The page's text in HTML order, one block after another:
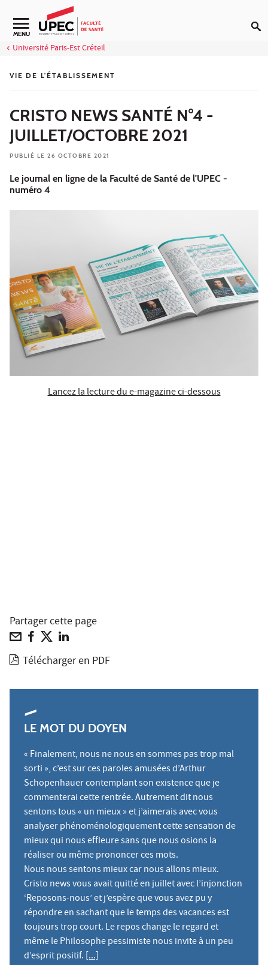
Aller au contenu
Navigation secondaire
MENU
Université Paris-Est Créteil
VIE DE L'ÉTABLISSEMENT
CRISTO NEWS SANTÉ N°4 -
JUILLET/OCTOBRE 2021
PUBLIÉ LE 26 OCTOBRE 2021
Le journal en ligne de la Faculté de Santé de l'UPEC -
numéro 4
Lancez la lecture du e-magazine ci-dessous
Partager cette page
Télécharger en PDF
LE MOT DU DOYEN
« Finalement, nous ne nous en sommes pas trop mal
sorti », c’est sur ces paroles amusées d’Arthur
Schopenhauer contemplant son existence que je
commenterai cette rentrée. Autrement dit nous
sentons tous « un mieux » et j’aimerais avec vous
analyser phénoménologiquement cette sensation de
mieux qui nous effleure sans que nous osions la
réaliser ou même prononcer ces mots.
Nous nous sentons mieux car nous allons mieux.
Cristo news vous avait quitté en juillet avec l’injonction
‘Reposons-nous’ et j’espère que vous avez pu y
répondre en sachant que le temps des vacances est
toujours trop court. Le repos change le regard et
même le Philosophe pessimiste nous invite à un peu
d’esprit positif. [...]